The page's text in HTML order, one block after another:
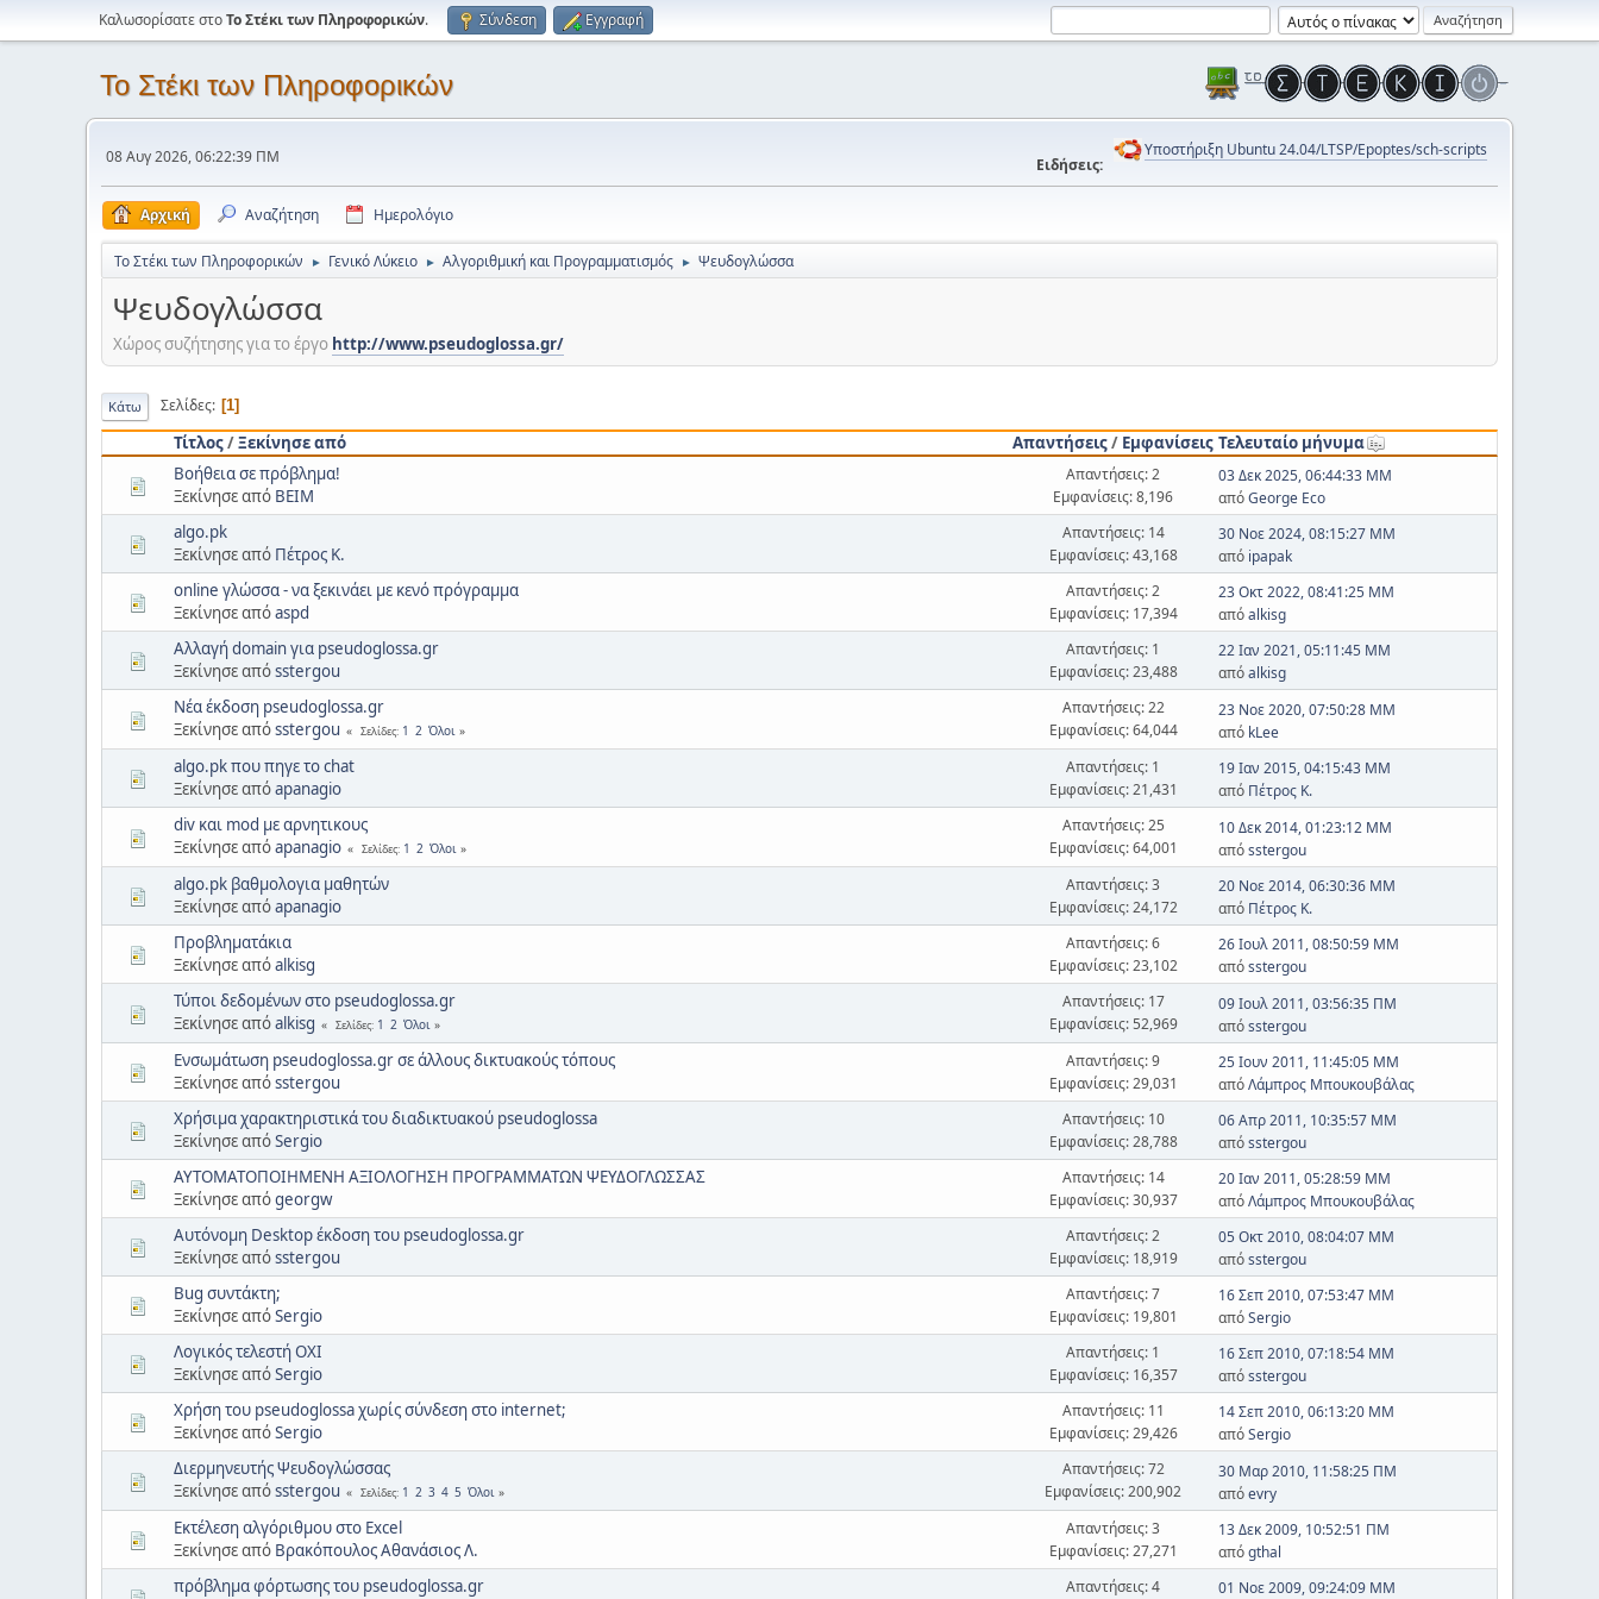
Καλωσορίσατε στοΤο Στέκι των Πληροφορικών. Σύνδεση Εγγραφή
Το Στέκι των Πληροφορικών
08 Αυγ 2026, 06:22:39 ΠΜ Ειδήσεις:
Υποστήριξη Ubuntu 24.04/LTSP/Epoptes/sch-scripts
Αρχική Αναζήτηση Ημερολόγιο
Το Στέκι των Πληροφορικών ► Γενικό Λύκειο ► Αλγοριθμική και Προγραμματισμός ► Ψευδογλώσσα
Ψευδογλώσσα
Χώρος συζήτησης για το έργο http://www.pseudoglossa.gr/
Κάτω Σελίδες 1
Τίτλος/Ξεκίνησε από Απαντήσεις/ Εμφανίσεις Τελευταίο μήνυμα
Βοήθεια σε πρόβλημα!
Ξεκίνησε από ΒΕΙΜ
Απαντήσεις: 2
Εμφανίσεις: 8,196
03 Δεκ 2025, 06:44:33 ΜΜ
απόGeorge Eco
algo.pk
Ξεκίνησε από Πέτρος Κ.
Απαντήσεις: 14
Εμφανίσεις: 43,168
30 Νοε 2024, 08:15:27 ΜΜ
από ipapak
online γλώσσα - να ξεκινάει με κενό πρόγραμμα
Ξεκίνησε απόaspd
Απαντήσεις: 2
Εμφανίσεις: 17,394
23 Οκτ 2022, 08:41:25 ΜΜ
απόalkisg
Αλλαγή domain για pseudoglossa.gr
Ξεκίνησε απόsstergou
Απαντήσεις: 1
Εμφανίσεις: 23,488
22 Ιαν 2021, 05:11:45 ΜΜ
απόalkisg
Νέα έκδοση pseudoglossa.gr
Ξεκίνησε απόsstergou Σελίδες 1 2 Όλοι
Απαντήσεις: 22
Εμφανίσεις: 64,044
23 Νοε 2020, 07:50:28 ΜΜ
από kLee
algo.pk που πηγε το chat
Ξεκίνησε απόapanagio
Απαντήσεις: 1
Εμφανίσεις: 21,431
19 Ιαν 2015, 04:15:43 ΜΜ
από Πέτρος Κ.
div και mod με αρνητικους
Ξεκίνησε απόapanagio Σελίδες 1 2 Όλοι
Απαντήσεις: 25
Εμφανίσεις: 64,001
10 Δεκ 2014, 01:23:12 ΜΜ
απόsstergou
algo.pk βαθμολογια μαθητών
Ξεκίνησε απόapanagio
Απαντήσεις: 3
Εμφανίσεις: 24,172
20 Νοε 2014, 06:30:36 ΜΜ
από Πέτρος Κ.
Προβληματάκια
Ξεκίνησε απόalkisg
Απαντήσεις: 6
Εμφανίσεις: 23,102
26 Ιουλ 2011, 08:50:59 ΜΜ
απόsstergou
Τύποι δεδομένων στο pseudoglossa.gr
Ξεκίνησε απόalkisg Σελίδες 1 2 Όλοι
Απαντήσεις: 17
Εμφανίσεις: 52,969
09 Ιουλ 2011, 03:56:35 ΠΜ
απόsstergou
Ενσωμάτωση pseudoglossa.gr σε άλλους δικτυακούς τόπους
Ξεκίνησε απόsstergou
Απαντήσεις: 9
Εμφανίσεις: 29,031
25 Ιουν 2011, 11:45:05 ΜΜ
απόΛάμπρος Μπουκουβάλας
Χρήσιμα χαρακτηριστικά του διαδικτυακού pseudoglossa
Ξεκίνησε απόSergio
Απαντήσεις: 10
Εμφανίσεις: 28,788
06 Απρ 2011, 10:35:57 ΜΜ
απόsstergou
ΑΥΤΟΜΑΤΟΠΟΙΗΜΕΝΗ ΑΞΙΟΛΟΓΗΣΗ ΠΡΟΓΡΑΜΜΑΤΩΝ ΨΕΥΔΟΓΛΩΣΣΑΣ
Ξεκίνησε απόgeorgw
Απαντήσεις: 14
Εμφανίσεις: 30,937
20 Ιαν 2011, 05:28:59 ΜΜ
απόΛάμπρος Μπουκουβάλας
Αυτόνομη Desktop έκδοση του pseudoglossa.gr
Ξεκίνησε απόsstergou
Απαντήσεις: 2
Εμφανίσεις: 18,919
05 Οκτ 2010, 08:04:07 ΜΜ
απόsstergou
Bug συντάκτη;
Ξεκίνησε απόSergio
Απαντήσεις: 7
Εμφανίσεις: 19,801
16 Σεπ 2010, 07:53:47 ΜΜ
απόSergio
Λογικός τελεστή ΟΧΙ
Ξεκίνησε απόSergio
Απαντήσεις: 1
Εμφανίσεις: 16,357
16 Σεπ 2010, 07:18:54 ΜΜ
απόsstergou
Χρήση του pseudoglossa χωρίς σύνδεση στο internet;
Ξεκίνησε απόSergio
Απαντήσεις: 11
Εμφανίσεις: 29,426
14 Σεπ 2010, 06:13:20 ΜΜ
απόSergio
Διερμηνευτής Ψευδογλώσσας
Ξεκίνησε απόsstergou Σελίδες 1 2 3 4 5 Όλοι
Απαντήσεις: 72
Εμφανίσεις: 200,902
30 Μαρ 2010, 11:58:25 ΠΜ
απόevry
Εκτέλεση αλγόριθμου στο Excel
Ξεκίνησε από Βρακόπουλος Αθανάσιος Λ.
Απαντήσεις: 3
Εμφανίσεις: 27,271
13 Δεκ 2009, 10:52:51 ΠΜ
απόgthal
πρόβλημα φόρτωσης του pseudoglossa.gr
Απαντήσεις: 4
01 Νοε 2009, 09:24:09 ΜΜ